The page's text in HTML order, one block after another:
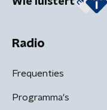
Radio
Frequenties
Programma's